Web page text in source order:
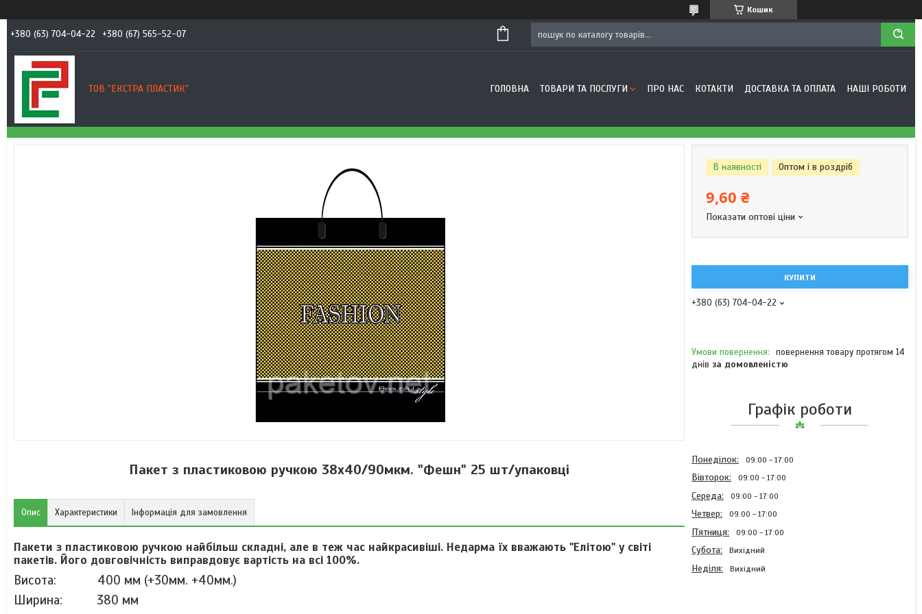
Кошик
+380 (63) 704-04-22 +380 (67) 565-52-07
ТОВ "ЕКСТРА ПЛАСТИК" ГОЛОВНА ТОВАРИ ТА ПОСЛУГИ ПРО НАС КОТАКТИ ДОСТАВКА ТА ОПЛАТА НАШІ РОБОТИ
Пакет з пластиковою ручкою 38х40/90мкм. "Фешн" 25 шт/упаковці
Опис Характеристики Інформація для замовлення
Пакети з пластиковою ручкою найбільш складні, але в теж час найкрасивіші. Недарма їх вважають "Елітою" у світі
пакетів. Його довговічність виправдовує вартість на всі 100%.
Висота:
400 мм (+30мм. +40мм.)
Ширина:
380 мм
В наявності Оптом і в роздріб
9,60 ₴
Показати оптові ціни
КУПИТИ
+380 (63) 704-04-22
повернення товару протягом 14
днів за домовленістю
Графік роботи
Понеділок 09:00 17:00
Вівторок 09:00 17:00
Середа 09:00 17:00
Четвер 09:00 17:00
Пʼятниця 09:00 17:00
Субота Вихідний
Неділя Вихідний